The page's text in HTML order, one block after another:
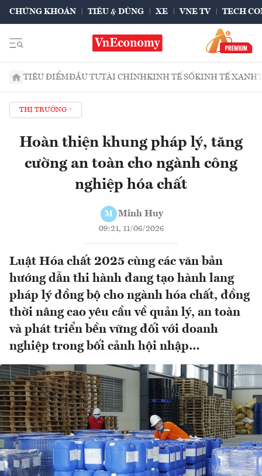
CHỨNG KHOÁN TIÊU & DÙNG XE VNE TV TECH
TIÊU ĐIỂMĐẦU TƯTÀI CHÍNHKINH TẾ SỐKINH TẾ XANH
THỊ TRƯỜNG
Hoàn thiện khung pháp lý, tăng
cường an toàn cho ngành công
nghiệp hóa chất
M Minh Huy
09:21, 11/06/2026
Luật Hóa chất 2025 cùng các văn bản
hướng dẫn thi hành đang tạo hành lang
pháp lý đồng bộ cho ngành hóa chất, đồng
thời nâng cao yêu cầu về quản lý, an toàn
và phát triển bền vững đối với doanh
nghiệp trong bối cảnh hội nhập…